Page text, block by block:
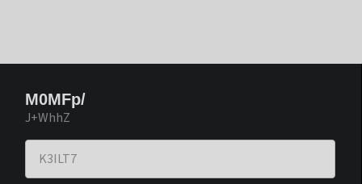
M0MFp/
J+WhhZ